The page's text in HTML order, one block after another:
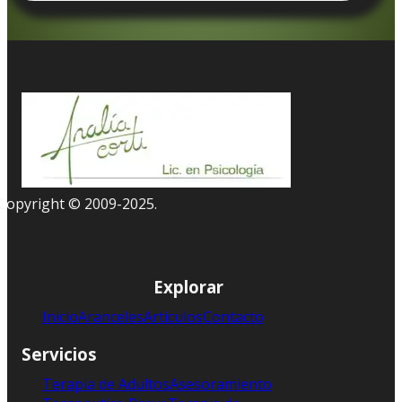
© 2009-2025.
Explorar
InicioArancelesArticulosContacto
Servicios
Terapia de AdultosAsesoramiento